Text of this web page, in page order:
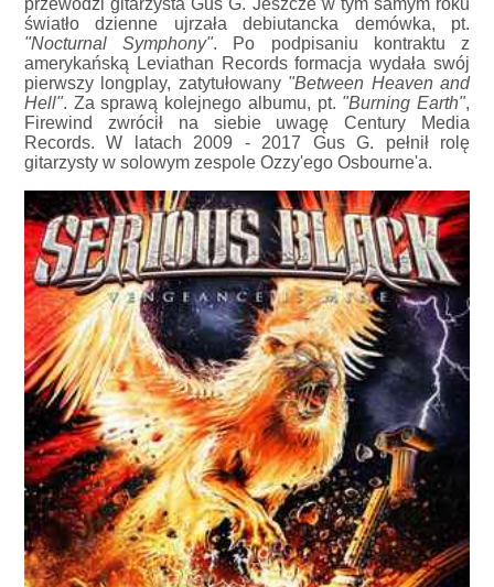
przewodzi gitarzysta Gus G. Jeszcze w tym samym roku
światło dzienne ujrzała debiutancka demówka, pt.
"Nocturnal Symphony". Po podpisaniu kontraktu z
amerykańską Leviathan Records formacja wydała swój
pierwszy longplay, zatytułowany"Between Heaven and
Hell". Za sprawą kolejnego albumu, pt. "Burning Earth",
Firewind zwrócił na siebie uwagę Century Media
Records. W latach 2009 - 2017 Gus G. pełnił rolę
gitarzysty w solowym zespole Ozzy'ego Osbourne'a.